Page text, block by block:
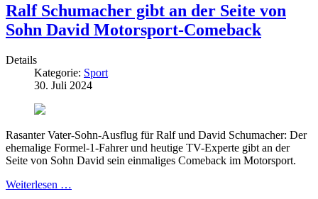
Ralf Schumacher gibt an der Seite von
Sohn David Motorsport-Comeback
Details
Kategorie: Sport
30. Juli 2024
Rasanter Vater-Sohn-Ausflug für Ralf und David Schumacher: Der
ehemalige Formel-1-Fahrer und heutige TV-Experte gibt an der
Seite von Sohn David sein einmaliges Comeback im Motorsport.
Weiterlesen …